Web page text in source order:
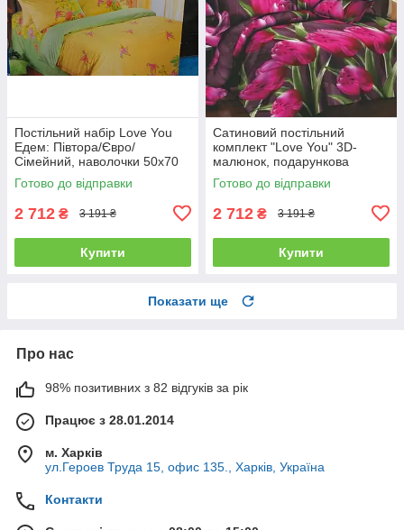
Постільний набір Love You
Едем: Півтора/Євро/
Сімейний, наволочки 50x70
полуторний
Готово до відправки
2 712 ₴ 3 191 ₴
Купити
Сатиновий постільний
комплект "Love You" 3D-
малюнок, подарункова
упаковка полуторний
Готово до відправки
2 712 ₴ 3 191 ₴
Купити
Показати ще
Про нас
98% позитивних з 82 відгуків за рік
Працює з 28.01.2014
м. Харків
ул.Героев Труда 15, офис 135., Харків, Україна
Контакти